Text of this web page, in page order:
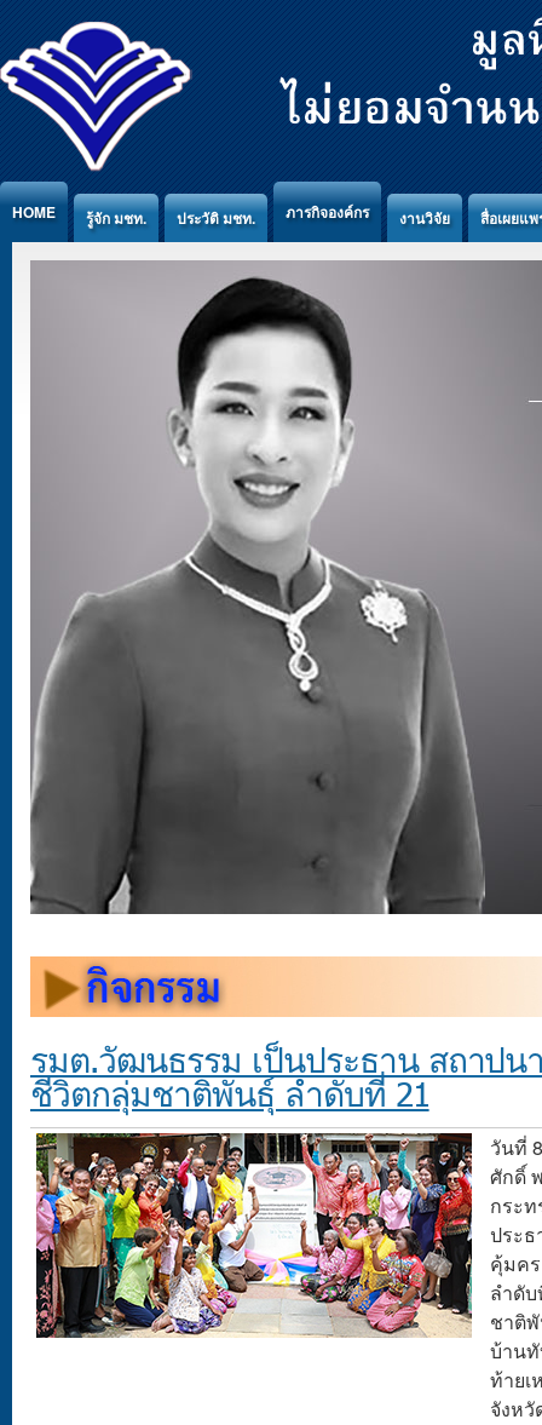
Jump to Content
HOME รู้จัก มชท. ประวัติ มชท. ภารกิจองค์กร งานวิจัย สื่อเผยแพ
รมต.วัฒนธรรม เป็นประธาน สถาปน
ชีวิตกลุ่มชาติพันธุ์ ลำดับที่ 21
วันที่
ศักดิ์
กระ
ประ
คุ้มค
ลำดั
ชาติ
บ้าน
ท้ายเ
จังหวั